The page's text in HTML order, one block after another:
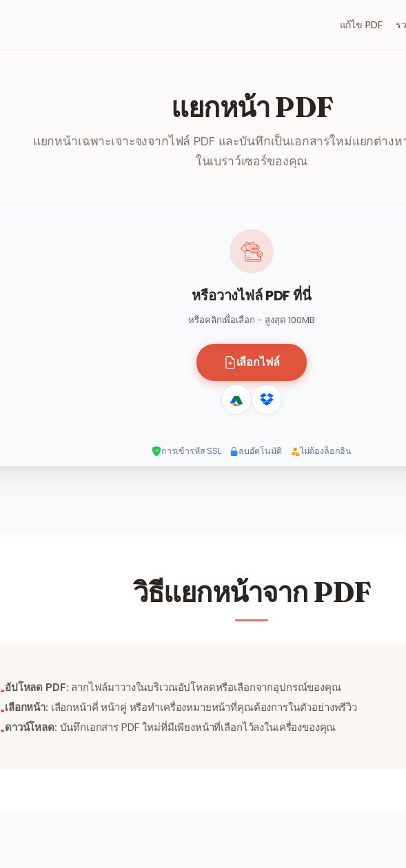
แก้ไข PDF ร
แยกหน้า PDF
แยกหน้าเฉพาะเจาะจงจากไฟล์ PDF และบันทึกเป็นเอกสารใหม่แยกต่างห
ในเบราว์เซอร์ของคุณ
หรือวางไฟล์ PDF ที่นี่
หรือคลิกเพื่อเลือก - สูงสุด 100MB
เลือกไฟล์
การเข้ารหัส SSL ลบอัตโนมัติ ไม่ต้องล็อกอิน
วิธีแยกหน้าจาก PDF
.อัปโหลด PDF: ลากไฟล์มาวางในบริเวณอัปโหลดหรือเลือกจากอุปกรณ์ของคุณ
.เลือกหน้า: เลือกหน้าคี่ หน้าคู่ หรือทำเครื่องหมายหน้าที่คุณต้องการในตัวอย่างพรีวิว
.ดาวน์โหลด: บันทึกเอกสาร PDF ใหม่ที่มีเพียงหน้าที่เลือกไว้ลงในเครื่องของคุณ